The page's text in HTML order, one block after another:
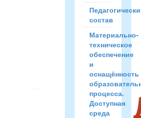
состав
Материально-
техническое
обеспечение
и
оснащённость
процесса.
Доступная
среда